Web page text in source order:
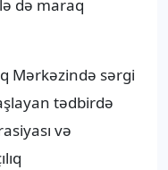
də maraq
Mərkəzində sərgi
tədbirdə
və